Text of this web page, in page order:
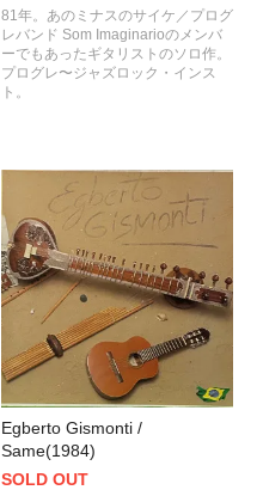
81年。あのミナスのサイケ／プログ
レバンド Som Imaginarioのメンバ
ーでもあったギタリストのソロ作。
プログレ〜ジャズロック・インス
ト。
Egberto Gismonti /
Same(1984)
SOLD OUT